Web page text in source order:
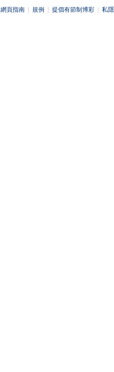
網頁指南 規例 提倡有節制博彩 私